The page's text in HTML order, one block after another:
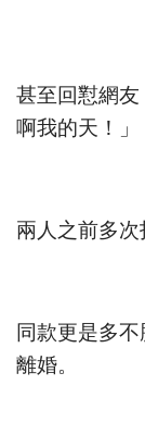
甚至回懟網
啊我的天！」
兩人之前多次
同款更是多
離婚。